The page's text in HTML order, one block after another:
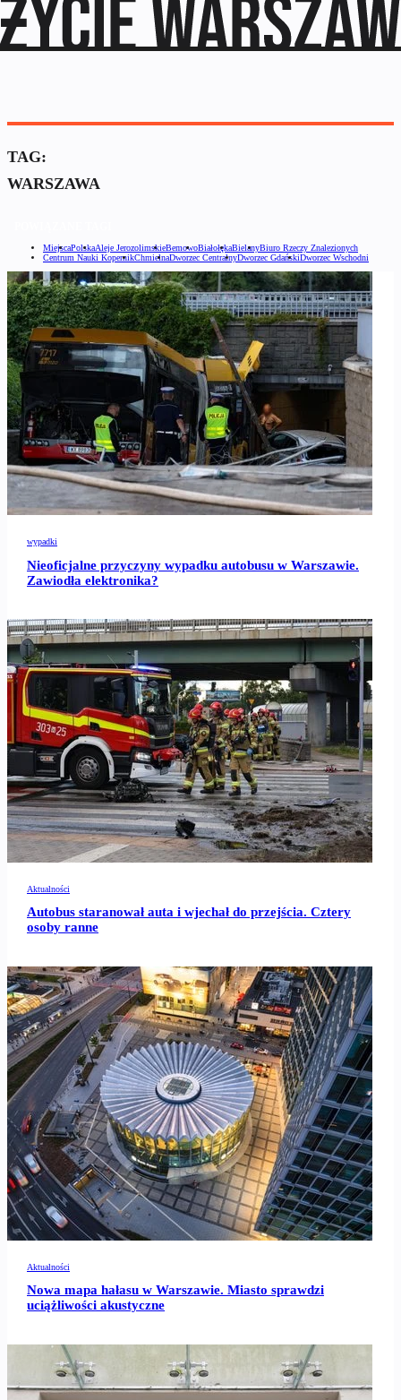
TAG:
WARSZAWA
MiejscaPolskaAleje JerozolimskieBemowoBiałołękaBielanyBiuro Rzeczy Znalezionych
Centrum Nauki KopernikChmielnaDworzec CentralnyDworzec GdańskiDworzec Wschodni
wypadki
Nieoficjalne przyczyny wypadku autobusu w Warszawie.
Zawiodła elektronika?
Aktualności
Autobus staranował auta i wjechał do przejścia. Cztery
osoby ranne
Aktualności
Nowa mapa hałasu w Warszawie. Miasto sprawdzi
uciążliwości akustyczne